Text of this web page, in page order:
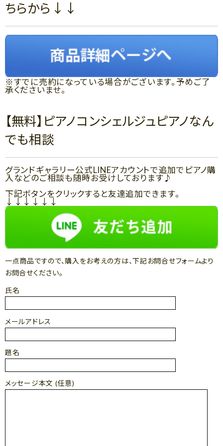
ちらから↓↓
※すでに売約になっている場合がございます。予めご了
承くださいませ。
【無料】ピアノコンシェルジュピアノなん
でも相談
グランドギャラリー公式LINEアカウントで追加でピアノ購
入などのご相談も随時お受けしております♪
下記ボタンをクリックすると友達追加できます。
↓↓↓↓↓↓
一点商品ですので、購入をお考えの方は、下記お問合せフォームより
お問合せください。
氏名
メールアドレス
題名
メッセージ本文 (任意)